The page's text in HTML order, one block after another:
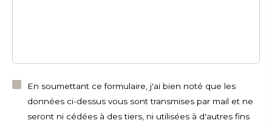
En soumettant ce formulaire, j'ai bien noté que les
données ci-dessus vous sont transmises par mail et ne
seront ni cédées à des tiers, ni utilisées à d'autres fins